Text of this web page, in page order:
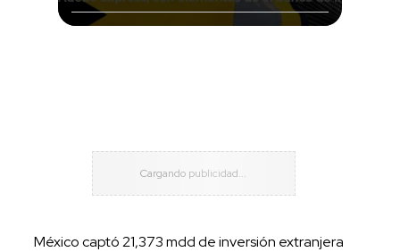
México captó 21,373 mdd de inversión extranjera